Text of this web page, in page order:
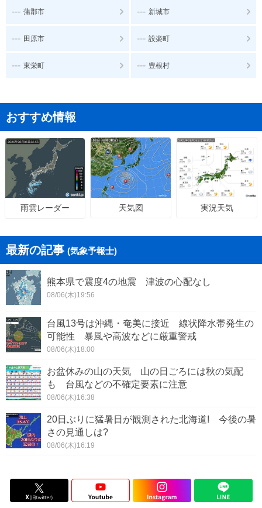
--- 蒲郡市 --- 新城市
--- 田原市 --- 設楽町
--- 東栄町 --- 豊根村
おすすめ情報
雨雲レーダー 天気図 実況天気
最新の記事 (気象予報士)
熊本県で震度4の地震 津波の心配なし
08/06(木)19:56
台風13号は沖縄・奄美に接近 線状降水帯発生の
可能性 暴風や高波などに厳重警戒
08/06(木)18:00
お盆休みの山の天気 山の日ごろには秋の気配
も 台風などの不確定要素に注意
08/06(木)16:38
20日ぶりに猛暑日が観測された北海道! 今後の暑
さの見通しは?
08/06(木)16:19